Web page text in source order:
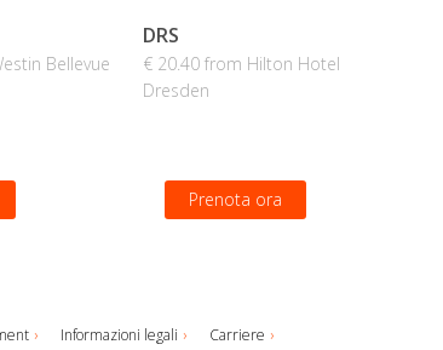
Bellevue
DRS
€ 20.40 from Hilton Hotel
Dresden
Prenota ora
Informazioni legali Carriere